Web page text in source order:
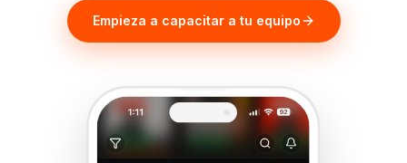
Empieza a capacitar a tu equipo